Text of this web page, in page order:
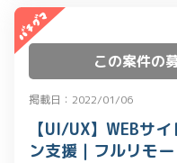
この案件の
掲載日：2022/01/06
【UI/UX】WEBサ
ン支援｜フルリモー